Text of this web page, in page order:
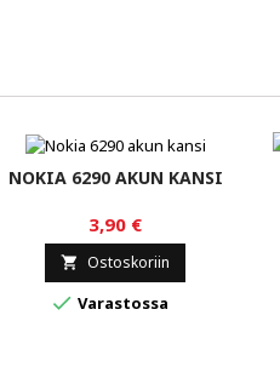
NOKIA 6290 AKUN KANSI
3,90 €
 Ostoskoriin
 Varastossa